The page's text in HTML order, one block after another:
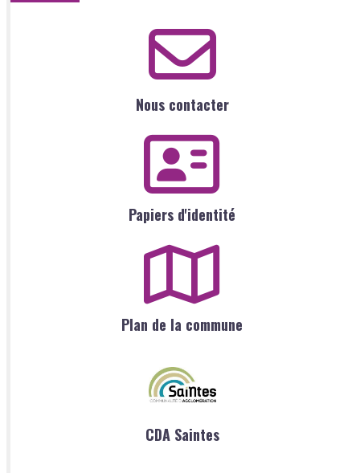
Nous contacter
Papiers d'identité
Plan de la commune
CDA Saintes